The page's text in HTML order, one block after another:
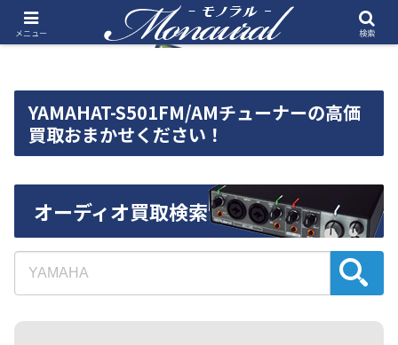
YAMAHAT-S501FM/AMチューナーの高価
買取おまかせください！
オーディオ買取検索
メニュー 検索